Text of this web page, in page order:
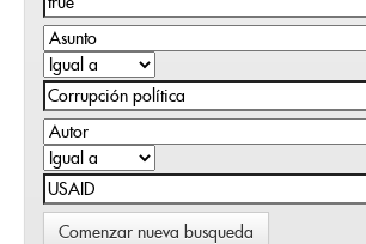
Comenzar nueva busqueda